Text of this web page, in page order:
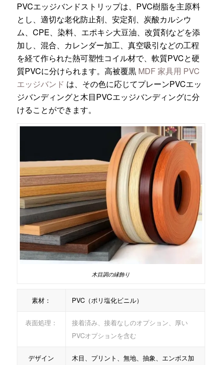
PVCエッジバンドストリップは、PVC樹脂を主原料
とし、適切な老化防止剤、安定剤、炭酸カルシウ
ム、CPE、染料、エポキシ大豆油、改質剤などを添
加し、混合、カレンダー加工、真空吸引などの工程
を経て作られた熱可塑性コイル材で、軟質PVCと硬
質PVCに分けられます。高被覆黒 MDF 家具用 PVC
エッジバンド は、その色に応じてプレーンPVCエッ
ジバンディングと木目PVCエッジバンディングに分
けることができます。
木目調の縁飾り
素材： PVC（ポリ塩化ビニル）
表面処理：
接着済み、接着なしのオプション、厚い
PVCオプションを含む
デザイン
木目、プリント、無地、抽象、エンボス加